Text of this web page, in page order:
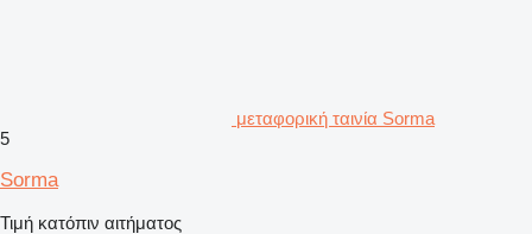
μεταφορική ταινία Sorma
5
Sorma
Τιμή κατόπιν αιτήματος